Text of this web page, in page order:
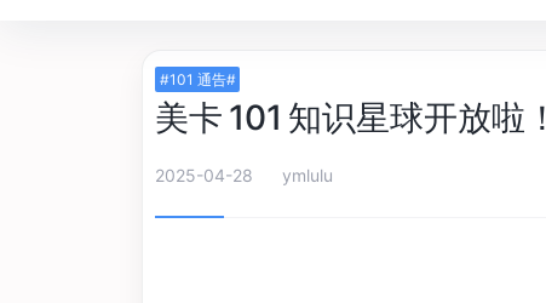
#101 通告#
美卡 101 知识星球开放啦！
2025-04-28 ymlulu